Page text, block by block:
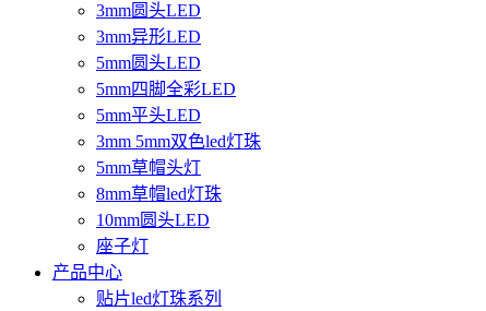
3mm圆头LED
3mm异形LED
5mm圆头LED
5mm四脚全彩LED
5mm平头LED
3mm 5mm双色led灯珠
5mm草帽头灯
8mm草帽led灯珠
10mm圆头LED
座子灯
产品中心
贴片led灯珠系列